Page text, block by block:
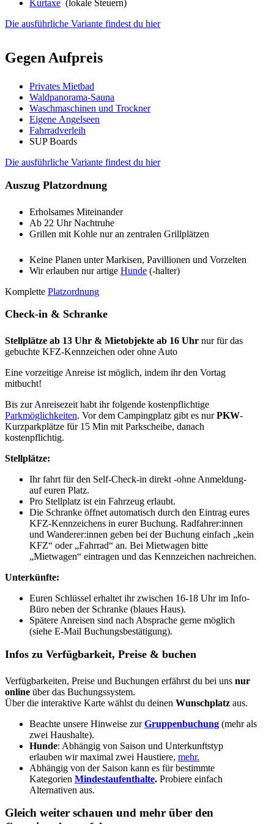
Kurtaxe (lokale Steuern)
Die ausführliche Variante findest du hier
Gegen Aufpreis
Privates Mietbad
Waldpanorama-Sauna
Waschmaschinen und Trockner
Eigene Angelseen
Fahrradverleih
SUP Boards
Die ausführliche Variante findest du hier
Auszug Platzordnung
Erholsames Miteinander
Ab 22 Uhr Nachtruhe
Grillen mit Kohle nur an zentralen Grillplätzen
Keine Planen unter Markisen, Pavillionen und Vorzelten
Wir erlauben nur artige Hunde (-halter)
Komplette Platzordnung
Check-in & Schranke
Stellplätze ab 13 Uhr & Mietobjekte ab 16 Uhr nur für das
gebuchte KFZ-Kennzeichen oder ohne Auto
Eine vorzeitige Anreise ist möglich, indem ihr den Vortag
mitbucht!
Bis zur Anreisezeit habt ihr folgende kostenpflichtige
Parkmöglichkeiten. Vor dem Campingplatz gibt es nurPKW-
Kurzparkplätze für 15 Min mit Parkscheibe, danach
kostenpflichtig.
Stellplätze:
Ihr fahrt für den Self-Check-in direkt -ohne Anmeldung-
auf euren Platz.
Pro Stellplatz ist ein Fahrzeug erlaubt.
Die Schranke öffnet automatisch durch den Eintrag eures
KFZ-Kennzeichens in eurer Buchung. Radfahrer:innen
und Wanderer:innen geben bei der Buchung einfach „kein
KFZ“ oder „Fahrrad“ an. Bei Mietwagen bitte
„Mietwagen“ eintragen und das Kennzeichen nachreichen.
Unterkünfte:
Euren Schlüssel erhaltet ihr zwischen 16-18 Uhr im Info-
Büro neben der Schranke (blaues Haus).
Spätere Anreisen sind nach Absprache gerne möglich
(siehe E-Mail Buchungsbestätigung).
Infos zu Verfügbarkeit, Preise & buchen
Verfügbarkeiten, Preise und Buchungen erfährst du bei uns nur
online über das Buchungssystem.
Über die interaktive Karte wählst du deinen Wunschplatz aus.
Beachte unsere Hinweise zurGruppenbuchung (mehr als
zwei Haushalte).
Hunde: Abhängig von Saison und Unterkunftstyp
erlauben wir maximal zwei Haustiere, mehr.
Abhängig von der Saison kann es für bestimmte
Kategorien Mindestaufenthalte. Probiere einfach
Alternativen aus.
Gleich weiter schauen und mehr über den